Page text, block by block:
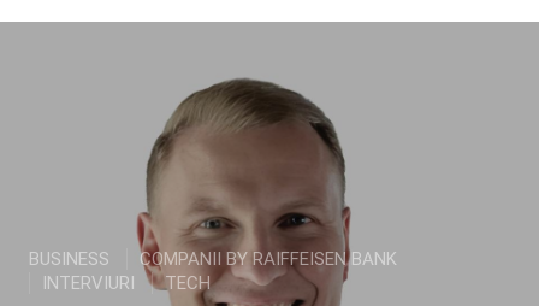
BUSINESS
COMPANII BY RAIFFEISEN BANK
INTERVIURI
TECH